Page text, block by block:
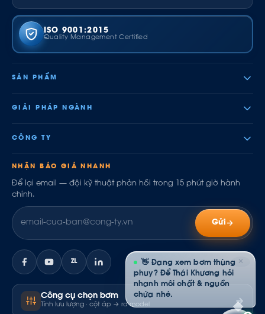
ISO 9001:2015
Quality Management Certified
SẢN PHẨM
GIẢI PHÁP NGÀNH
CÔNG TY
NHẬN BÁO GIÁ NHANH
Để lại email — đội kỹ thuật phản hồi trong 15 phút giờ hành
chính.
Gửi
ZL
Công cụ chọn bơm
Tính lưu lượng · cột áp → ra model
✕
👋 Đang xem bơm thùng
phuy? Để Thái Khương hỏi
nhanh môi chất & nguồn
chứa nhé.